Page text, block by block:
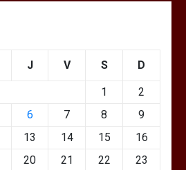
J V S D
1
2
6 7 8
9
13 14 15
16
20 21 22
23